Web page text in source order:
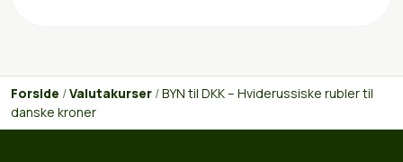
Forside /Valutakurser /BYN til DKK – Hviderussiske rubler til
danske kroner